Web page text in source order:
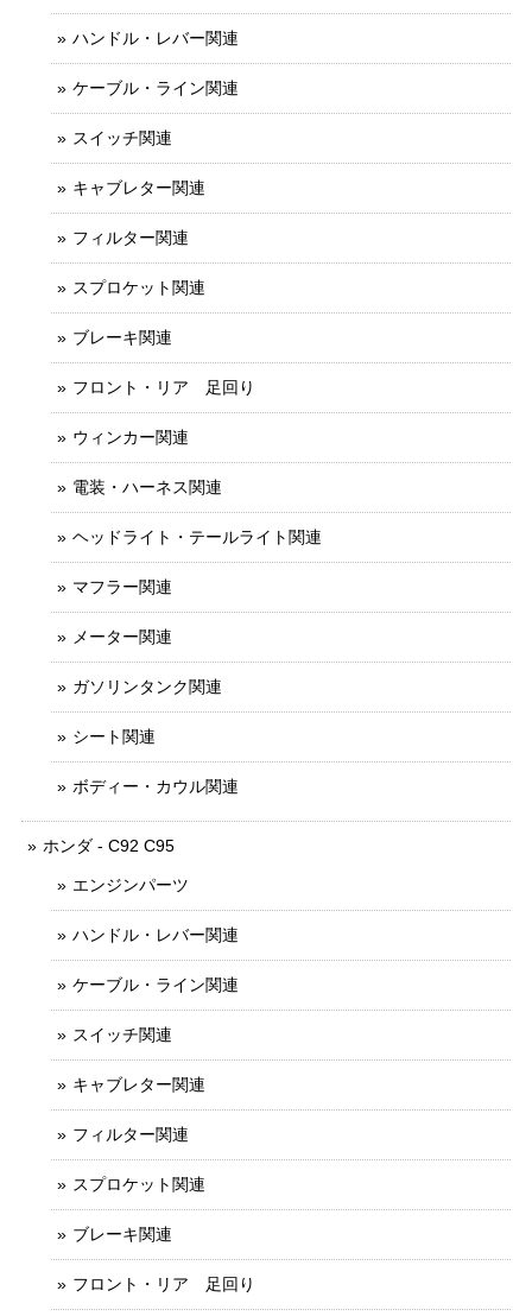
ハンドル・レバー関連
ケーブル・ライン関連
スイッチ関連
キャブレター関連
フィルター関連
スプロケット関連
ブレーキ関連
フロント・リア 足回り
ウィンカー関連
電装・ハーネス関連
ヘッドライト・テールライト関連
マフラー関連
メーター関連
ガソリンタンク関連
シート関連
ボディー・カウル関連
ホンダ - C92 C95
エンジンパーツ
ハンドル・レバー関連
ケーブル・ライン関連
スイッチ関連
キャブレター関連
フィルター関連
スプロケット関連
ブレーキ関連
フロント・リア 足回り